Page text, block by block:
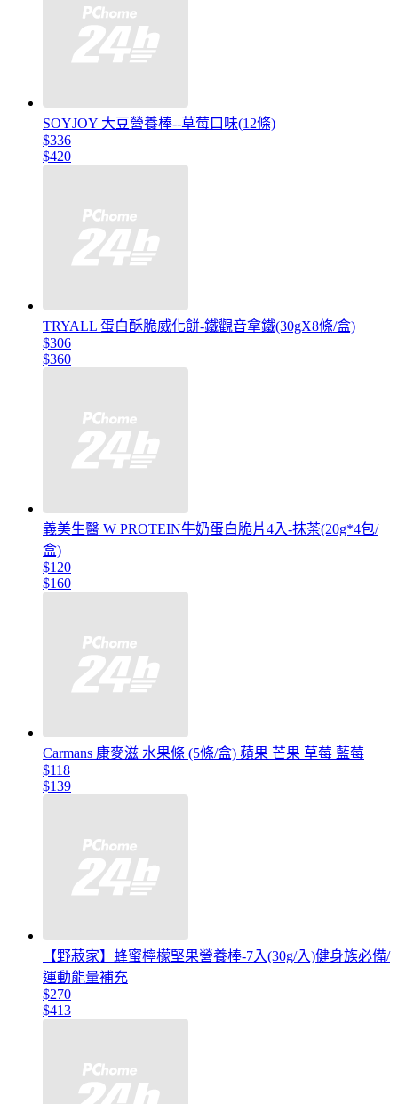
SOYJOY 大豆營養棒--草莓口味(12條)
$336
$420
TRYALL 蛋白酥脆威化餅-鐵觀音拿鐵(30gX8條/盒)
$306
$360
義美生醫 W PROTEIN牛奶蛋白脆片4入-抹茶(20g*4包/
盒)
$120
$160
Carmans 康麥滋 水果條 (5條/盒) 蘋果 芒果 草莓 藍莓
$118
$139
【野菽家】蜂蜜檸檬堅果營養棒-7入(30g/入)健身族必備/
運動能量補充
$270
$413